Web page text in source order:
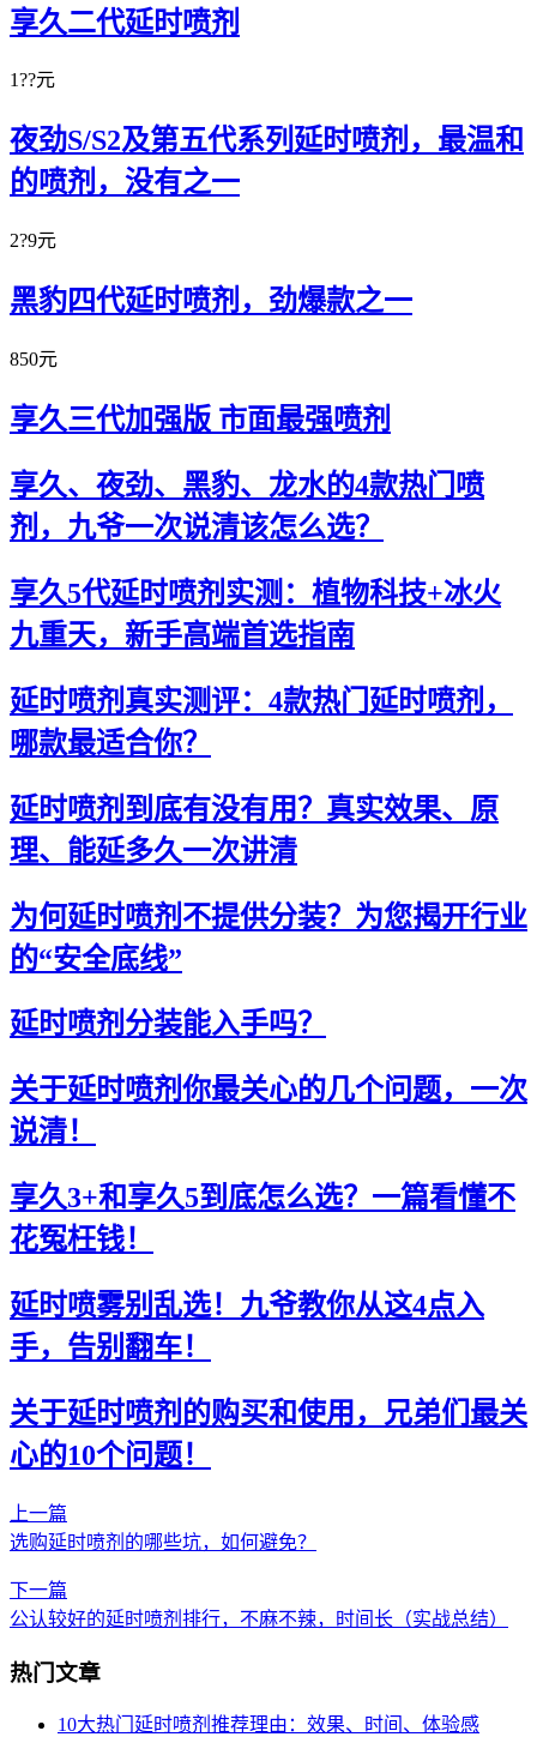
享久二代延时喷剂
1??元
夜劲S/S2及第五代系列延时喷剂，最温和
的喷剂，没有之一
2?9元
黑豹四代延时喷剂，劲爆款之一
850元
享久三代加强版 市面最强喷剂
享久、夜劲、黑豹、龙水的4款热门喷
剂，九爷一次说清该怎么选？
享久5代延时喷剂实测：植物科技+冰火
九重天，新手高端首选指南
延时喷剂真实测评：4款热门延时喷剂，
哪款最适合你？
延时喷剂到底有没有用？真实效果、原
理、能延多久一次讲清
为何延时喷剂不提供分装？为您揭开行业
的“安全底线”
延时喷剂分装能入手吗？
关于延时喷剂你最关心的几个问题，一次
说清！
享久3+和享久5到底怎么选？一篇看懂不
花冤枉钱！
延时喷雾别乱选！九爷教你从这4点入
手，告别翻车！
关于延时喷剂的购买和使用，兄弟们最关
心的10个问题！
上一篇
选购延时喷剂的哪些坑，如何避免？
下一篇
公认较好的延时喷剂排行，不麻不辣，时间长（实战总结）
热门文章
10大热门延时喷剂推荐理由：效果、时间、体验感